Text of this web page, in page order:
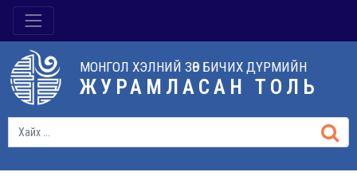
МОНГОЛ ХЭЛНИЙ ЗӨВ БИЧИХ ДҮРМИЙН
ЖУРАМЛАСАН ТОЛЬ